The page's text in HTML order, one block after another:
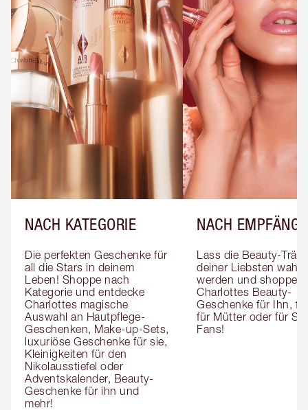
NACH KATEGORIE
Die perfekten Geschenke für
all die Stars in deinem
Leben! Shoppe nach
Kategorie und entdecke
Charlottes magische
Auswahl an Hautpflege-
Geschenken, Make-up-Sets,
luxuriöse Geschenke für sie,
Kleinigkeiten für den
Nikolausstiefel oder
Adventskalender, Beauty-
Geschenke für ihn und
mehr!
NACH
Lass die Beauty-
deiner Liebsten wahr
werden und shoppe
Charlottes Beauty-
Geschenke für Ihn,
für Mütter oder für
Fans!